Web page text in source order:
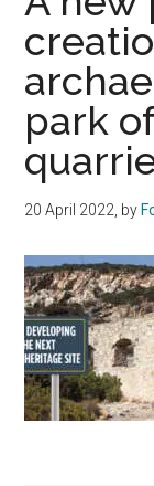
park
20 April 2022, by